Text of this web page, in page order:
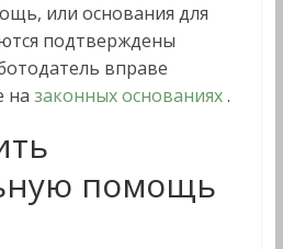
или основания для
подтверждены
вправе
на законных основаниях.
помощь